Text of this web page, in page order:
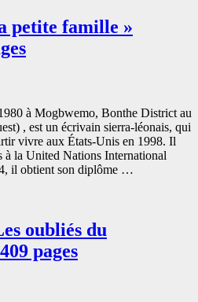
petite famille »
à Mogbwemo, Bonthe District au
, est un écrivain sierra-léonais, qui
vivre aux États-Unis en 1998. Il
à la United Nations International
il obtient son diplôme …
oubliés du
pages